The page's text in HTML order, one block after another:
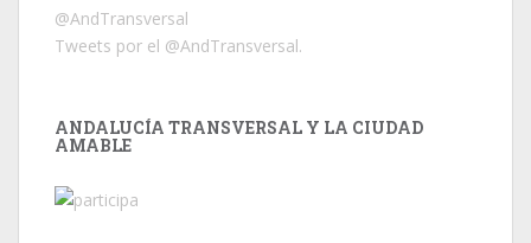
@AndTransversal
Tweets por el @AndTransversal.
ANDALUCÍA TRANSVERSAL Y LA CIUDAD
AMABLE